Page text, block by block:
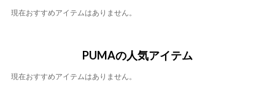
現在おすすめアイテムはありません。
PUMAの人気アイテム
現在おすすめアイテムはありません。